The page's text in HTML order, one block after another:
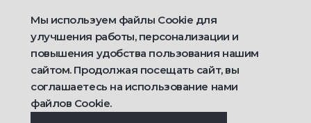
Дизайнерам
Фирменные салоны
2021 — 2026 © Estima
Политика конфиденциальности
Договор публичной оферты о продаже товаров
Мы используем файлы Cookie для
улучшения работы, персонализации и
повышения удобства пользования нашим
сайтом. Продолжая посещать сайт, вы
соглашаетесь на использование нами
файлов Cookie.